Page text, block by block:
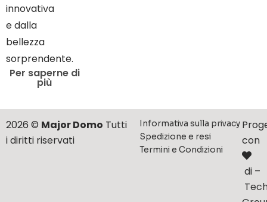
innovativa
e dalla
bellezza
sorprendente.
Per saperne di
più
2026 © Major Domo Tutti
i diritti riservati
con
di –
Informativa sulla privacy
Spedizione e resi
Termini e Condizioni